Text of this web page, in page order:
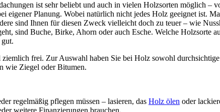
ist sehr beliebt und auch in vielen Holzsorten möglich –
eigener Planung. Wobei natürlich nicht jedes Holz geeignet ist.
sind Ihnen für diesen Zweck vielleicht doch zu teuer – wie
sind Buche, Birke, Ahorn oder auch Esche. Welche Holzsorte
frei. Zur Auswahl haben Sie bei Holz sowohl durchsichtige
wie Ziegel oder Bitumen.
regelmäßig pflegen müssen – lasieren, das Holz ölen oder
weitere Finanzierungen brauchen.